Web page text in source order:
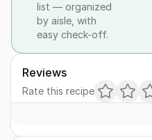
list — organized
by aisle, with
easy check-off.
Reviews
Rate this recipe